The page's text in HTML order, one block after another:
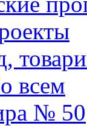
всем
№ 50